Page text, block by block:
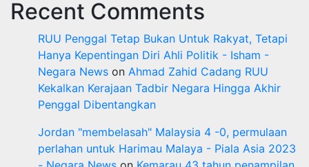
Recent Comments
RUU Penggal Tetap Bukan Untuk Rakyat, Tetapi
Hanya Kepentingan Diri Ahli Politik - Isham -
Negara News on Ahmad Zahid Cadang RUU
Kekalkan Kerajaan Tadbir Negara Hingga Akhir
Penggal Dibentangkan
Jordan "membelasah" Malaysia 4 -0, permulaan
perlahan untuk Harimau Malaya - Piala Asia 2023